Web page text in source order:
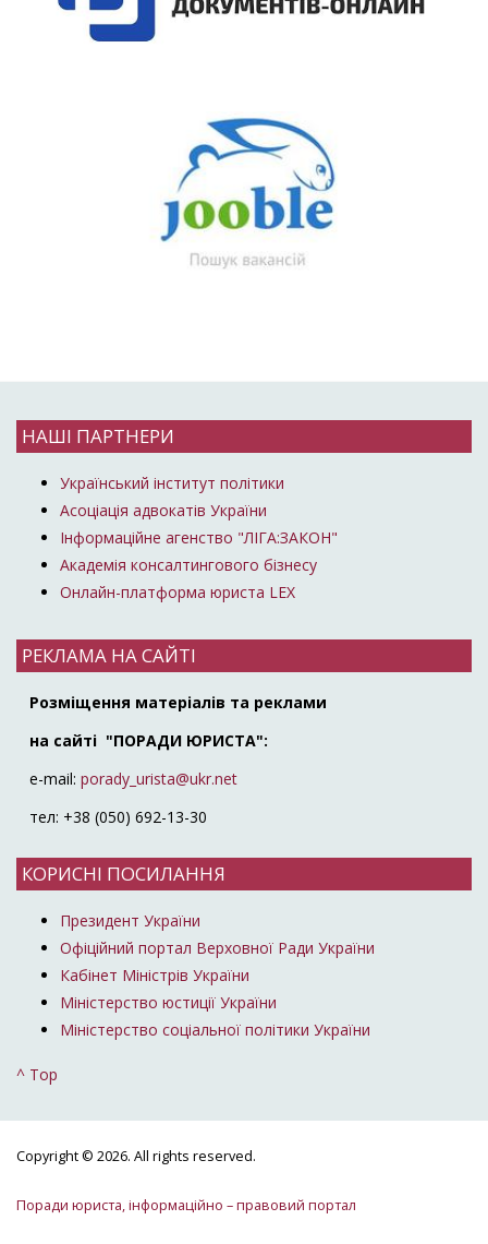
НАШІ ПАРТНЕРИ
Український інститут політики
Асоціація адвокатів України
Інформаційне агенство "ЛІГА:ЗАКОН"
Академія консалтингового бізнесу
Онлайн-платформа юриста LEX
РЕКЛАМА НА САЙТІ
Розміщення матеріалів та реклами
на сайті "ПОРАДИ ЮРИСТА":
e-mail: porady_urista@ukr.net
тел: +38 (050) 692-13-30
КОРИСНІ ПОСИЛАННЯ
Президент України
Офіційний портал Верховної Ради України
Кабінет Міністрів України
Міністерство юстиції України
Міністерство соціальної політики України
^ Top
Copyright © 2026. All rights reserved.
Поради юриста, інформаційно – правовий портал